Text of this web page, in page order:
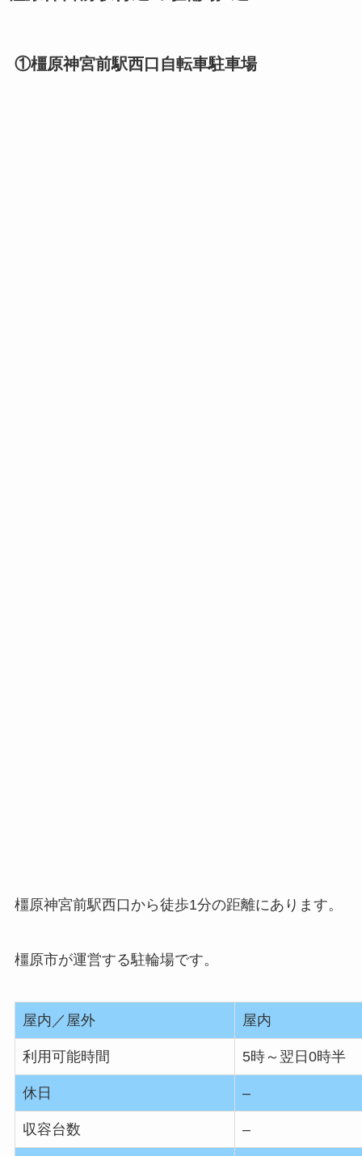
①橿原神宮前駅西口自転車駐車場
橿原神宮前駅西口から徒歩1分の距離にあります。
橿原市が運営する駐輪場です。
屋内／屋外 屋内
利用可能時間 5時～翌日0時半
休日 –
収容台数 –